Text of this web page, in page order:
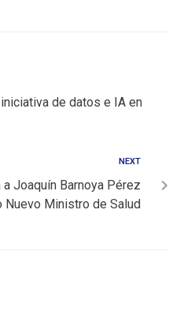
de datos e IA en
NEXT
Joaquín Barnoya Pérez
Nuevo Ministro de Salud